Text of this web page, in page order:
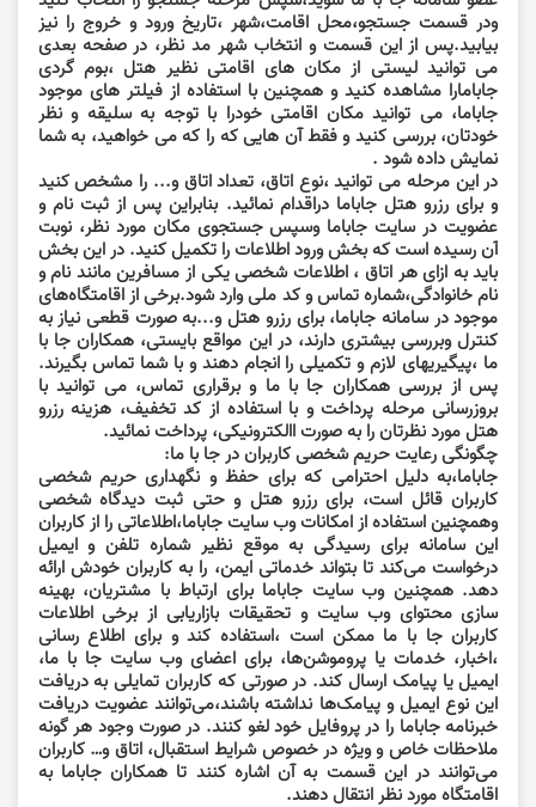
ودر قسمت جستجو،محل اقامت،شهر ،تاریخ ورود و خروج را نیز
بیابید.پس از این قسمت و انتخاب شهر مد نظر، در صفحه بعدی
می توانید لیستی از مکان های اقامتی نظیر هتل ،بوم گردی
جابامارا مشاهده کنید و همچنین با استفاده از فیلتر های موجود
جاباما، می توانید مکان اقامتی خودرا با توجه به سلیقه و نظر
خودتان، بررسی کنید و فقط آن هایی که را که می خواهید، به شما
نمایش داده شود .
در این مرحله می توانید ،نوع اتاق، تعداد اتاق و... را مشخص کنید
و برای رزرو هتل جاباما دراقدام نمائید. بنابراین پس از ثبت نام و
عضویت در سایت جاباما وسپس جستجوی مکان مورد نظر، نوبت
آن رسیده است که بخش ورود اطلاعات را تکمیل کنید. در این بخش
باید به ازای هر اتاق ، اطلاعات شخصی یکی از مسافرین مانند نام و
نام خانوادگی،شماره تماس و کد ملی وارد شود.برخی از اقامتگاه‌های
موجود در سامانه جاباما، برای رزرو هتل و...به صورت قطعی نیاز به
کنترل وبررسی بیشتری دارند، در این مواقع بایستی، همکاران جا با
ما ،پیگیریهای لازم و تکمیلی را انجام دهند و با شما تماس بگیرند.
پس از بررسی همکاران جا با ما و برقراری تماس، می توانید با
بروزرسانی مرحله پرداخت و با استفاده از کد تخفیف، هزینه رزرو
هتل مورد نظرتان را به صورت االکترونیکی، پرداخت نمائید.
چگونگی رعایت حریم شخصی کاربران در جا با ما:
جاباما،به دلیل احترامی که برای حفظ و نگهداری حریم شخصی
کاربران قائل است، برای رزرو هتل و حتی ثبت دیدگاه شخصی
وهمچنین استفاده از امکانات وب سایت جاباما،اطلاعاتی را از کاربران
این سامانه برای رسیدگی به موقع نظیر شماره تلفن و ایمیل
درخواست می‌کند تا بتواند خدماتی ایمن، را به کاربران خودش ارائه
دهد. همچنین وب سایت جاباما برای ارتباط با مشتریان، بهینه
سازی محتوای وب سایت و تحقیقات بازاریابی از برخی اطلاعات
کاربران جا با ما ممکن است ،استفاده کند و برای اطلاع رسانی
،اخبار، خدمات یا پروموشن‌ها، برای اعضای وب سایت جا با ما،
ایمیل یا پیامک ارسال کند. در صورتی که کاربران تمایلی به دریافت
این نوع ایمیل و پیامک‌ها نداشته باشند،می‌توانند عضویت دریافت
خبرنامه جاباما را در پروفایل خود لغو کنند. در صورت وجود هر گونه
ملاحظات خاص و ویژه در خصوص شرایط استقبال، اتاق و… کاربران
می‌توانند در این قسمت به آن اشاره کنند تا همکاران جاباما به
اقامتگاه مورد نظر انتقال دهند.